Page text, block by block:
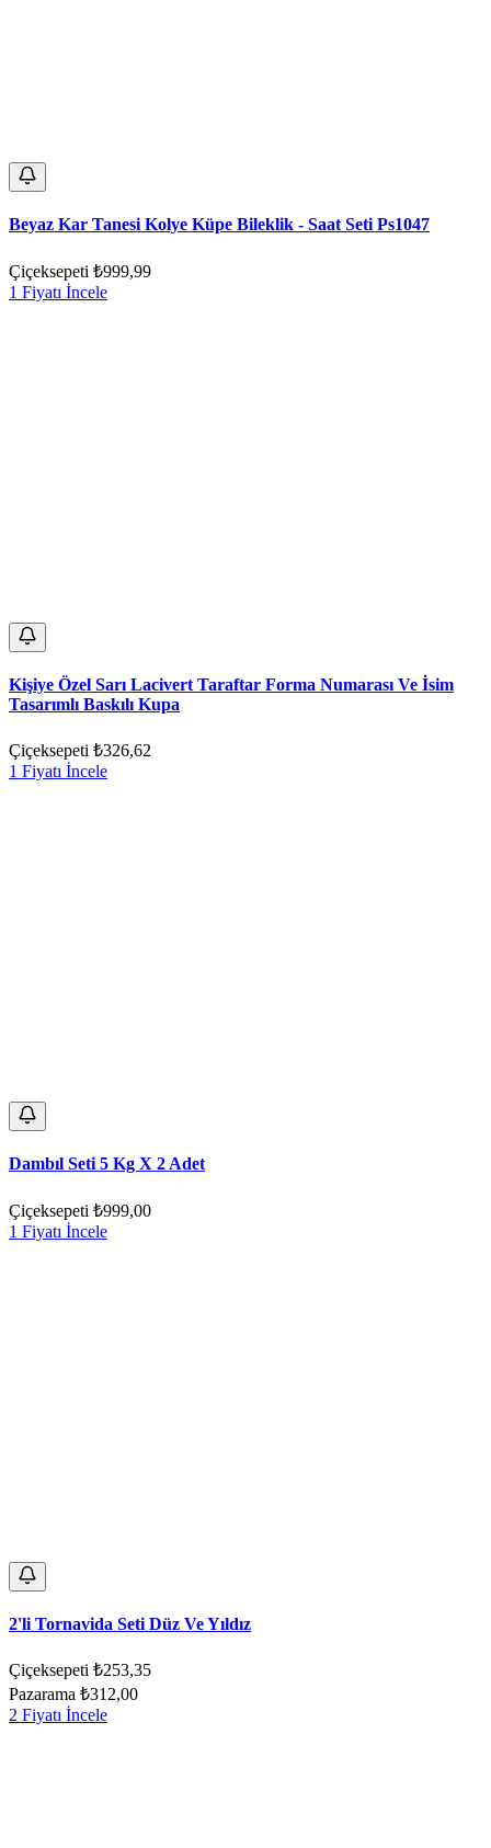
Beyaz Kar Tanesi Kolye Küpe Bileklik - Saat Seti Ps1047
Çiçeksepeti ₺999,99
1 Fiyatı İncele
Kişiye Özel Sarı Lacivert Taraftar Forma Numarası Ve İsim
Tasarımlı Baskılı Kupa
Çiçeksepeti ₺326,62
1 Fiyatı İncele
Dambıl Seti 5 Kg X 2 Adet
Çiçeksepeti ₺999,00
1 Fiyatı İncele
2'li Tornavida Seti Düz Ve Yıldız
Çiçeksepeti ₺253,35
Pazarama ₺312,00
2 Fiyatı İncele